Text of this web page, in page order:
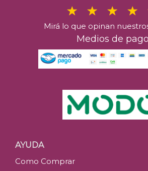
Mirá lo que opinan
Medios de pago
AYUDA
Como Comprar